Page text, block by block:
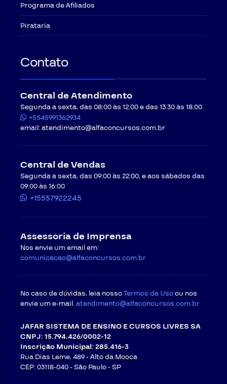
Programa de Afiliados
Pirataria
Contato
Central de Atendimento
Segunda a sexta, das 08:00 às 12:00 e das 13:30 às 18:00.
+5545991362934
email:atendimento@alfaconcursos.com.br
Central de Vendas
Segunda a sexta, das 09:00 às 22:00, e aos sábados das
09:00 às 16:00
+15557922245
Assessoria de Imprensa
Nos envie um email em:
comunicacao@alfaconcursos.com.br
No caso de dúvidas, leia nossoTermos de Usoou nos
envie um e-mail.atendimento@alfaconcursos.com.br
JAFAR SISTEMA DE ENSINO E CURSOS LIVRES SA
CNPJ: 15.794.426/0002-12
Inscrição Municipal: 285.416-3
Rua Dias Leme, 489 - Alto da Mooca
CEP: 03118-040 -São Paulo - SP